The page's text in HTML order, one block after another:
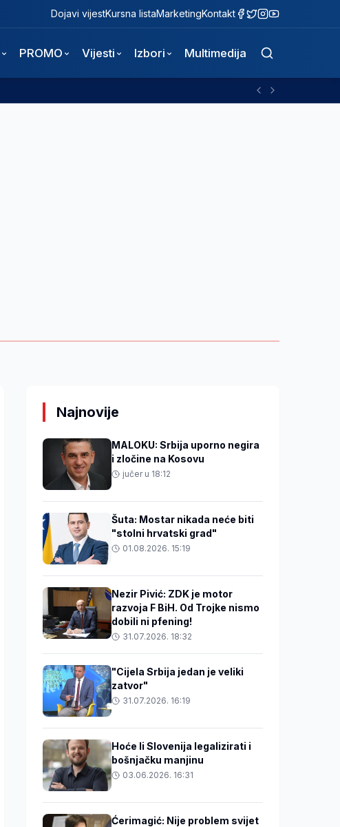
Dojavi vijestKursna listaMarketingKontakt
PROMO Vijesti Izbori Multimedija
Najnovije
MALOKU: Srbija uporno negira
i zločine na Kosovu
jučer u 18:12
Šuta: Mostar nikada neće biti
"stolni hrvatski grad"
01.08.2026. 15:19
Nezir Pivić: ZDK je motor
razvoja F BiH. Od Trojke nismo
dobili ni pfening!
31.07.2026. 18:32
"Cijela Srbija jedan je veliki
zatvor"
31.07.2026. 16:19
Hoće li Slovenija legalizirati i
bošnjačku manjinu
03.06.2026. 16:31
Ćerimagić: Nije problem svijet